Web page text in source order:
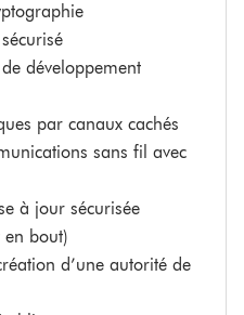
développement
par canaux cachés
sans fil avec
à jour sécurisée
bout)
d’une autorité de